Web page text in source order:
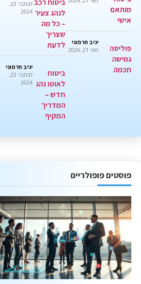
מותאם
אישי
פוליסה
גמישה
חכמה
יניב חרמוני
מאי 21, 2026
ביטוח רכב
לנהג צעיר
– כל מה
שצריך
לדעת
דצמבר 23,
2024
ביטוח
לאוטו נהג
חדש –
המדריך
המקיף
יניב חרמוני
דצמבר 23,
2024
פוסטים פופולריים